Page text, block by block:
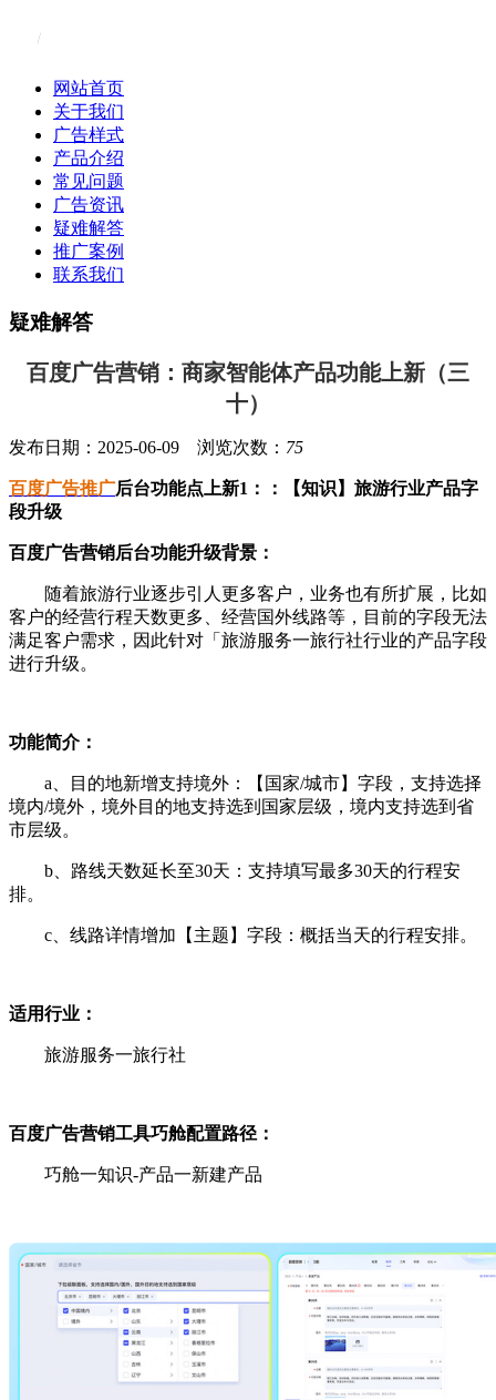
网站首页
关于我们
广告样式
产品介绍
常见问题
广告资讯
疑难解答
推广案例
联系我们
疑难解答
百度广告营销：商家智能体产品功能上新（三
十）
发布日期：2025-06-09 浏览次数： 75
百度广告推广后台功能点上新1 ：
：【知识】旅游行业产品字
段升级
百度广告营销后台功能升级背景 ：
随着旅游行业逐步引人更多客户，业务也有所扩展，比如
客户的经营行程天数更多、经营国外线路等，目前的字段无法
满足客户需求，因此针对「旅游服务一旅行社行业的产品字段
进行升级。
功能简介：
a、目的地新增支持境外：【国家/城市】字段，支持选择
境内/境外，境外目的地支持选到国家层级，境内支持选到省
市层级。
b、路线天数延长至30天：支持填写最多30天的行程安
排。
c、线路详情增加【主题】字段：概括当天的行程安排。
适用行业：
旅游服务一旅行社
百度广告营销工具巧舱配置路径：
巧舱一知识-产品一新建产品